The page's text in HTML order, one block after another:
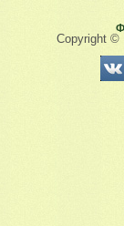
Copyright ©